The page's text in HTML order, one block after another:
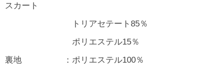
スカート
トリアセテート85％
ポリエステル15％
裏地 ：ポリエステル100％